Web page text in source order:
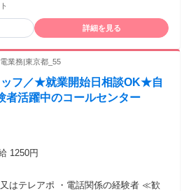
詳細を見る
業務|東京都_55
ッフ／★就業開始日相談OK★自
者活躍中のコールセンター
1250円
テレアポ ・電話関係の経験者 ≪歓